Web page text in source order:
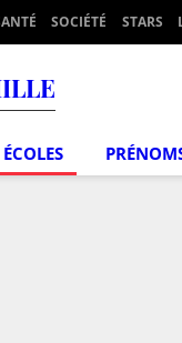
SOCIÉTÉ STARS
ÉCOLES